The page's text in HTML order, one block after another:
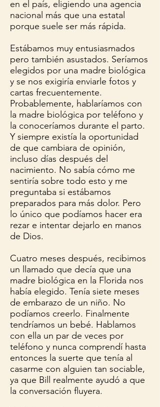
en el país, eligiendo una agencia
nacional más que una estatal
porque suele ser más rápida.
Estábamos muy entusiasmados
pero también asustados. Seríamos
elegidos por una madre biológica
y se nos exigiría enviarle fotos y
cartas frecuentemente.
Probablemente, hablaríamos con
la madre biológica por teléfono y
la conoceríamos durante el parto.
Y siempre existía la oportunidad
de que cambiara de opinión,
incluso días después del
nacimiento. No sabía cómo me
sentiría sobre todo esto y me
preguntaba si estábamos
preparados para más dolor. Pero
lo único que podíamos hacer era
rezar e intentar dejarlo en manos
de Dios.
Cuatro meses después, recibimos
un llamado que decía que una
madre biológica en la Florida nos
había elegido. Tenía siete meses
de embarazo de un niño. No
podíamos creerlo. Finalmente
tendríamos un bebé. Hablamos
con ella un par de veces por
teléfono y nunca comprendí hasta
entonces la suerte que tenía al
casarme con alguien tan sociable,
ya que Bill realmente ayudó a que
la conversación fluyera.